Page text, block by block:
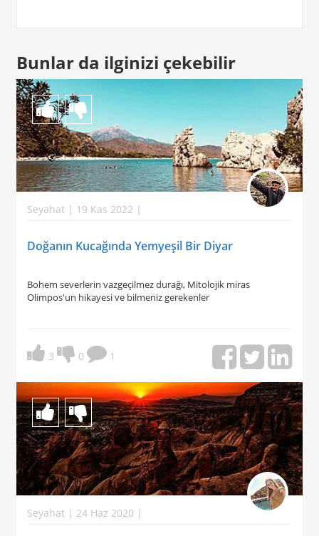
Bunlar da ilginizi çekebilir
Seyahat | 19 Kas 2022 |
Doğanın Kucağında Yemyeşil Bir Diyar
Bohem severlerin vazgeçilmez durağı, Mitolojik miras
Olimpos'un hikayesi ve bilmeniz gerekenler
3 0 1
Seyahat | 24 Haz 2020 |